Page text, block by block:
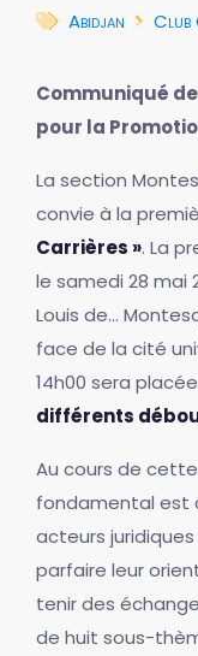
Abidjan Club
Communiqué
pour la
La section
convie à la
Carrières ». La
le samedi 28 mai
Louis de...
face de la cité
14h00 sera
différents
Au cours de
fondamental est
acteurs
parfaire leur
tenir des
de huit sous-